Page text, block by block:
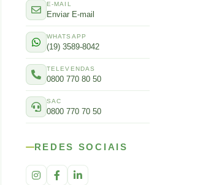
E-MAIL
Enviar E-mail
WHATSAPP
(19) 3589-8042
TELEVENDAS
0800 770 80 50
SAC
0800 770 70 50
REDES SOCIAIS